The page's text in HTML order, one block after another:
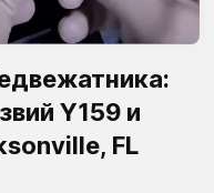
Y159 и
FL